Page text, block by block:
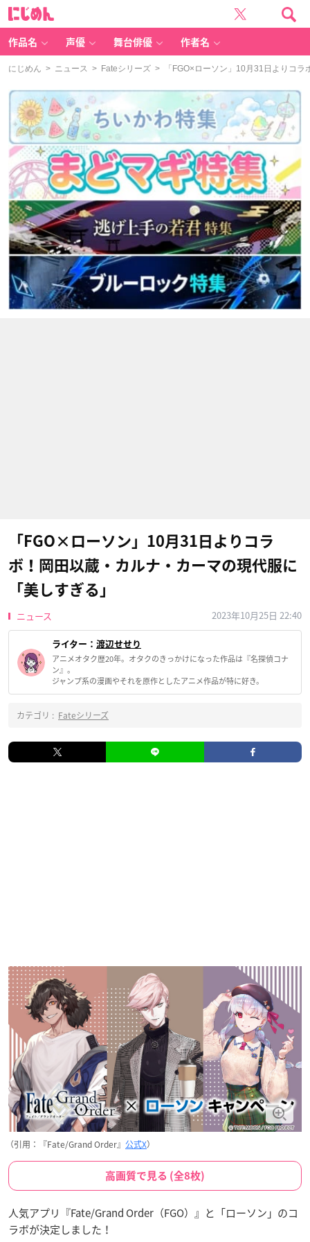
作品名 声優 舞台俳優 作者名
にじめん > ニュース > Fateシリーズ > 「FGO×ローソン」10月31日よりコラ
「FGO×ローソン」10月31日よりコラ
ボ！岡田以蔵・カルナ・カーマの現代服に
「美しすぎる」
ニュース 2023年10月25日 22:40
ライター： 渡辺せせり
アニメオタク歴20年。オタクのきっかけになった作品は『名探偵コナ
ン』。
ジャンプ系の漫画やそれを原作としたアニメ作品が特に好き。
カテゴリ : Fateシリーズ
（引用：『Fate/Grand Order』 公式X）
高画質で見る (全8枚)
人気アプリ『Fate/Grand Order（FGO）』と「ローソン」のコ
ラボが決定しました！